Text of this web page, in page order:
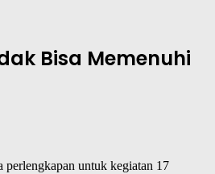
Bisa Memenuhi
untuk kegiatan 17